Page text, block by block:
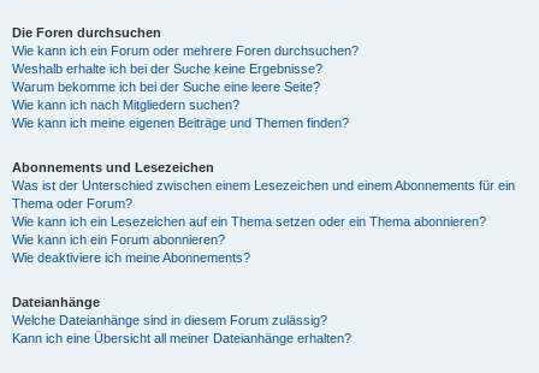
Die Foren durchsuchen
Wie kann ich ein Forum oder mehrere Foren durchsuchen?
Weshalb erhalte ich bei der Suche keine Ergebnisse?
Warum bekomme ich bei der Suche eine leere Seite?
Wie kann ich nach Mitgliedern suchen?
Wie kann ich meine eigenen Beiträge und Themen finden?
Abonnements und Lesezeichen
Was ist der Unterschied zwischen einem Lesezeichen und einem Abonnements für ein
Thema oder Forum?
Wie kann ich ein Lesezeichen auf ein Thema setzen oder ein Thema abonnieren?
Wie kann ich ein Forum abonnieren?
Wie deaktiviere ich meine Abonnements?
Dateianhänge
Welche Dateianhänge sind in diesem Forum zulässig?
Kann ich eine Übersicht all meiner Dateianhänge erhalten?